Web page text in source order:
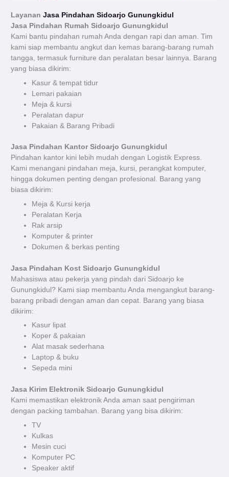
LayananJasa Pindahan Sidoarjo Gunungkidul
Jasa Pindahan Rumah SidoarjoGunungkidul
Kami bantu pindahan rumah Anda dengan rapi dan aman. Tim
kami siap membantu angkut dan kemas barang-barang rumah
tangga, termasuk furniture dan peralatan besar lainnya. Barang
yang biasa dikirim:
Kasur & tempat tidur
Lemari pakaian
Meja & kursi
Peralatan dapur
Pakaian & Barang Pribadi
Jasa Pindahan Kantor Sidoarjo Gunungkidul
Pindahan kantor kini lebih mudah dengan Logistik Express.
Kami menangani pindahan meja, kursi, perangkat komputer,
hingga dokumen penting dengan profesional. Barang yang
biasa dikirim:
Meja & Kursi kerja
Peralatan Kerja
Rak arsip
Komputer & printer
Dokumen & berkas penting
Jasa Pindahan Kost Sidoarjo Gunungkidul
Mahasiswa atau pekerja yang pindah dari Sidoarjo ke
Gunungkidul? Kami siap membantu Anda mengangkut barang-
barang pribadi dengan aman dan cepat. Barang yang biasa
dikirim:
Kasur lipat
Koper & pakaian
Alat masak sederhana
Laptop & buku
Sepeda mini
Jasa Kirim Elektronik Sidoarjo Gunungkidul
Kami memastikan elektronik Anda aman saat pengiriman
dengan packing tambahan. Barang yang bisa dikirim:
TV
Kulkas
Mesin cuci
Komputer PC
Speaker aktif